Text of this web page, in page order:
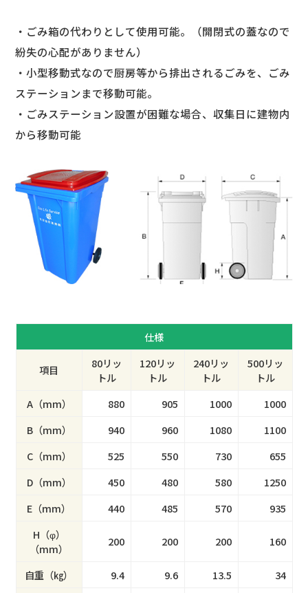
・ごみ箱の代わりとして使用可能。（開閉式の蓋なので
紛失の心配がありません）
・小型移動式なので厨房等から排出されるごみを、ごみ
ステーションまで移動可能。
・ごみステーション設置が困難な場合、収集日に建物内
から移動可能
仕様
項目
80リッ
トル
120リッ
トル
240リッ
トル
500リッ
トル
A（mm）
880 905 1000
1000
B（mm）
940 960 1080
1100
C（mm）
525 550 730
655
D（mm）
450 480 580
1250
E（mm）
440 485 570
935
H（φ）
（mm）
200 200 200 160
自重（㎏） 9.4 9.6 13.5
34